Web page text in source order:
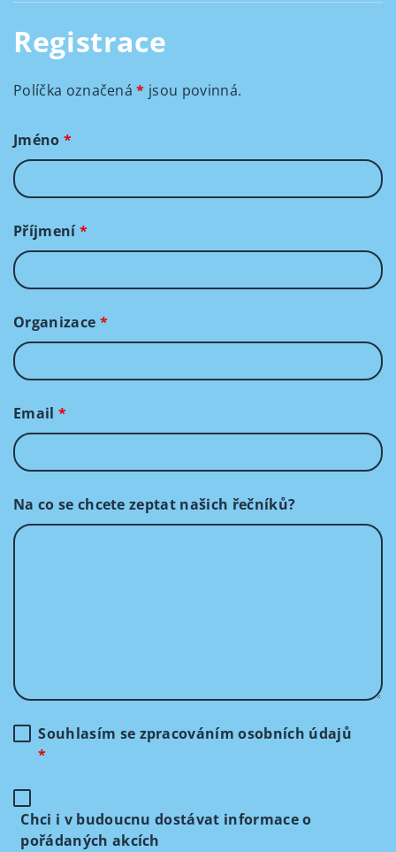
Registrace
Políčka označená* jsou povinná.
Jméno *
Příjmení*
Organizace *
Email *
Na co se chcete zeptat našich řečníků?
Souhlasím se zpracováním osobních údajů
*
Chci i v budoucnu dostávat informace o
pořádaných akcích